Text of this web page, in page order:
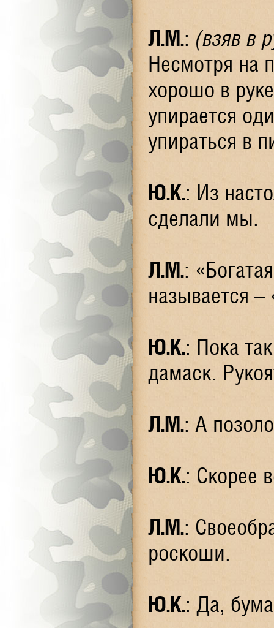
Л.М.: (взяв в
Несмотря на
хорошо в
упирается
упираться в
Ю.К.: Из
сделали мы.
Л.М.:
называется
Ю.К.: Пока
дамаск.
Л.М.: А
Ю.К.: Скорее
Л.М.:
роскоши.
Ю.К.: Да,